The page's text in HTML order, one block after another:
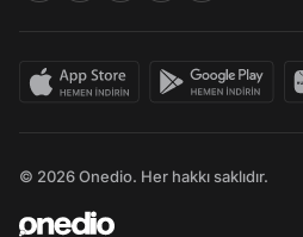
© 2026 Onedio. Her hakkı saklıdır.